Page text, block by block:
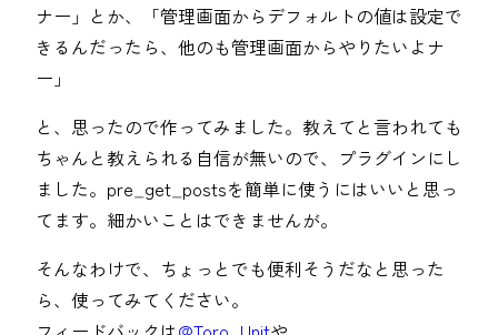
ナー」とか、「管理画面からデフォルトの値は設定で
きるんだったら、他のも管理画面からやりたいよナ
ー」
と、思ったので作ってみました。教えてと言われても
ちゃんと教えられる自信が無いので、プラグインにし
ました。pre_get_postsを簡単に使うにはいいと思っ
てます。細かいことはできませんが。
そんなわけで、ちょっとでも便利そうだなと思った
ら、使ってみてください。